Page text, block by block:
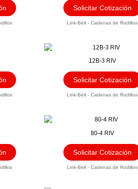
Solicitar Cotización
Link-Belt - Cadenas de Rodillos
12B-3 RIV
Solicitar Cotización
Link-Belt - Cadenas de Rodillos
80-4 RIV
Solicitar Cotización
Link-Belt - Cadenas de Rodillos